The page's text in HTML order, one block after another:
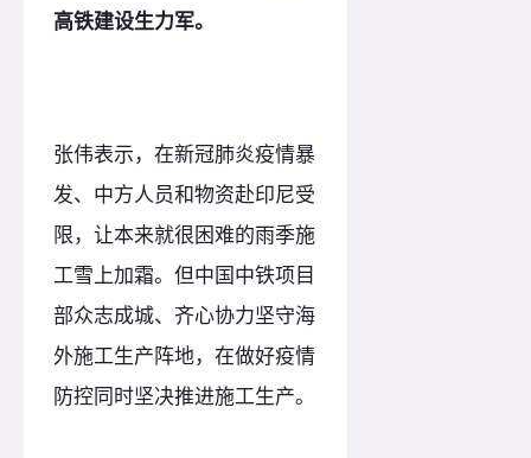
高铁建设生力军。
张伟表示，在新冠肺炎疫情暴
发、中方人员和物资赴印尼受
限，让本来就很困难的雨季施
工雪上加霜。但中国中铁项目
部众志成城、齐心协力坚守海
外施工生产阵地，在做好疫情
防控同时坚决推进施工生产。